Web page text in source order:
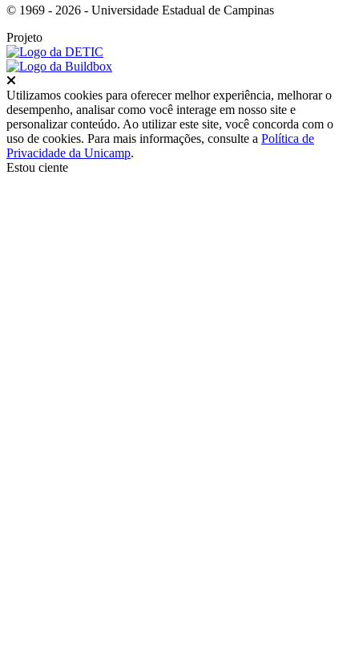
© 1969 - 2026 - Universidade Estadual de Campinas
Projeto
Utilizamos cookies para oferecer melhor experiência, melhorar o
desempenho, analisar como você interage em nosso site e
personalizar conteúdo. Ao utilizar este site, você concorda com o
uso de cookies. Para mais informações, consulte a Política de
Privacidade da Unicamp.
Estou ciente